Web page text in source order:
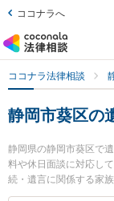
ココナラへ
ココナラ法律相談
静岡市葵区の
静岡県の静岡市葵区で
料や休日面談に対応し
続・遺言に関係する家
な分野での絞り込み検